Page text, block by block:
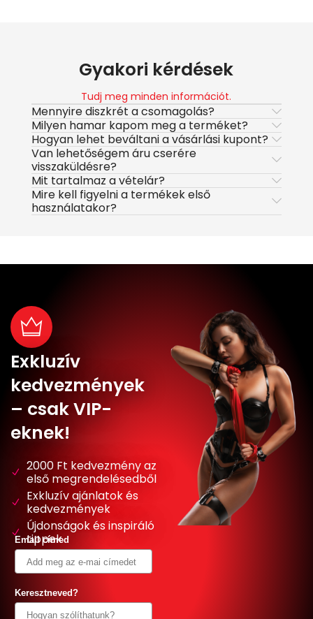
Gyakori kérdések
Tudj meg minden információt.
Mennyire diszkrét a csomagolás?
Milyen hamar kapom meg a terméket?
Hogyan lehet beváltani a vásárlási kupont?
Van lehetőségem áru cserére
visszaküldésre?
Mit tartalmaz a vételár?
Mire kell figyelni a termékek első
használatakor?
Exkluzív
kedvezmények
– csak VIP-
eknek!
2000 Ft kedvezmény az
első megrendelésedből
Exkluzív ajánlatok és
kedvezmények
Újdonságok és inspiráló
tippek
Email címed
Keresztneved?